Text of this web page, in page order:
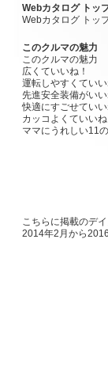
Webカタログ トッ
Webカタログ トッ
このクルマの魅力
このクルマの魅力
広くていいね！
運転しやすくていい
先進安全装備がいい
快適にすごせていい
カッコよくていいね
ママにうれしい11
こちらに掲載のデ
2014年2月から